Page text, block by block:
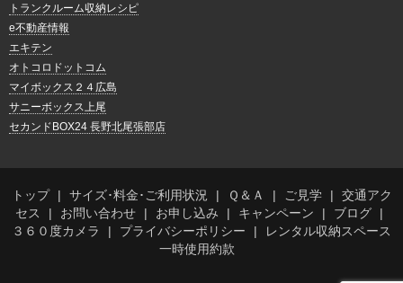
トランクルーム収納レシピ
e不動産情報
エキテン
オトコロドットコム
マイボックス２４広島
サニーボックス上尾
セカンドBOX24 長野北尾張部店
トップ サイズ･料金･ご利用状況 Ｑ＆Ａ ご見学
交通アク
セス
お問い合わせ お申し込み キャンペーン
ブログ
３６０度カメラ
プライバシーポリシー
レンタル収納スペース
一時使用約款